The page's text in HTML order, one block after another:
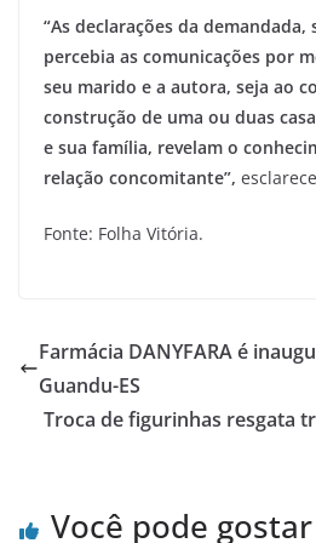
“As declarações da
percebia as comunicações por
seu marido e a autora, seja ao
construção de uma ou duas
e sua família, revelam o
relação concomitante”,
Fonte: Folha Vitória.
Farmácia DANYFARA é
Guandu-ES
Troca de figurinhas resgata
Você pode